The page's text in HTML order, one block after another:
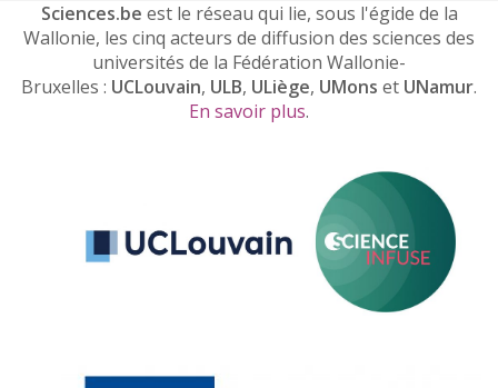
Sciences.be est le réseau qui lie, sous l'égide de la
Wallonie, les cinq acteurs de diffusion des sciences des
universités de la Fédération Wallonie-
Bruxelles : UCLouvain, ULB, ULiège, UMons et UNamur.
En savoir plus.